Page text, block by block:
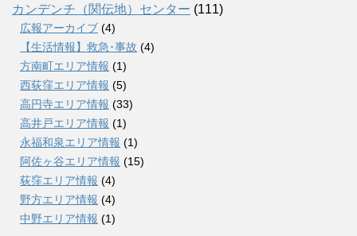
カンデンチ（関伝地）センター (111)
広報アーカイブ (4)
【生活情報】救急･事故 (4)
方南町エリア情報 (1)
西荻窪エリア情報 (5)
高円寺エリア情報 (33)
高井戸エリア情報 (1)
永福和泉エリア情報 (1)
阿佐ヶ谷エリア情報 (15)
荻窪エリア情報 (4)
野方エリア情報 (4)
中野エリア情報 (1)